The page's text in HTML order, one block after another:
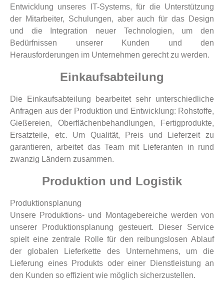
Entwicklung unseres IT-Systems, für die Unterstützung
der Mitarbeiter, Schulungen, aber auch für das Design
und die Integration neuer Technologien, um den
Bedürfnissen unserer Kunden und den
Herausforderungen im Unternehmen gerecht zu werden.
Einkaufsabteilung
Die Einkaufsabteilung bearbeitet sehr unterschiedliche
Anfragen aus der Produktion und Entwicklung: Rohstoffe,
Gießereien, Oberflächenbehandlungen, Fertigprodukte,
Ersatzteile, etc. Um Qualität, Preis und Lieferzeit zu
garantieren, arbeitet das Team mit Lieferanten in rund
zwanzig Ländern zusammen.
Produktion und Logistik
Produktionsplanung
Unsere Produktions- und Montagebereiche werden von
unserer Produktionsplanung gesteuert. Dieser Service
spielt eine zentrale Rolle für den reibungslosen Ablauf
der globalen Lieferkette des Unternehmens, um die
Lieferung eines Produkts oder einer Dienstleistung an
den Kunden so effizient wie möglich sicherzustellen.